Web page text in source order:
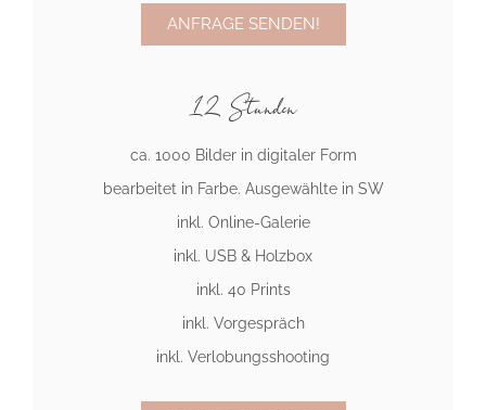
ANFRAGE SENDEN!
12 Stunden
ca. 1000 Bilder in digitaler Form
bearbeitet in Farbe. Ausgewählte in SW
inkl. Online-Galerie
inkl. USB & Holzbox
inkl. 40 Prints
inkl. Vorgespräch
inkl. Verlobungsshooting